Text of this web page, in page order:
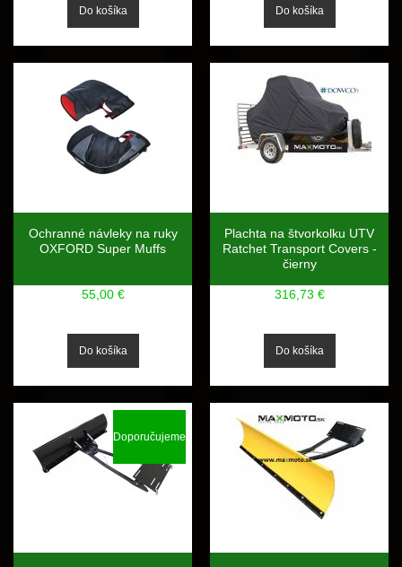
Ochranné návleky na ruky
OXFORD Super Muffs
55,00 €
Plachta na štvorkolku UTV
Ratchet Transport Covers -
čierny
316,73 €
Doporučujeme